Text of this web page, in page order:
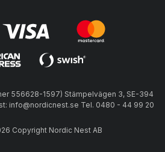
556628-1597) Stämpelvägen 3, SE-394
info@nordicnest.se Tel. 0480 - 44 99 20
Copyright Nordic Nest AB